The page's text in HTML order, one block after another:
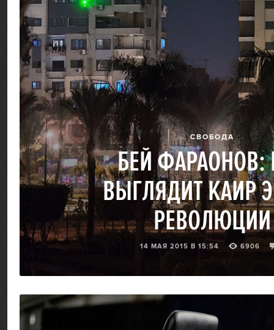
СВОБОДА
БЕЙ ФАРАОНОВ:
ВЫГЛЯДИТ КАИР
РЕВОЛЮЦИИ
14 МАЯ 2015 В 15:54 6906